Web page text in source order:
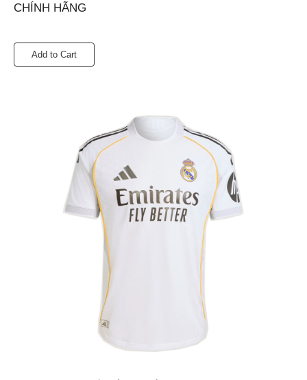
CHÍNH HÃNG
Add to Cart